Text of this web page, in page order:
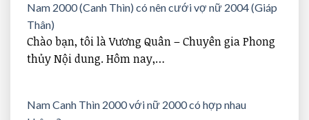
Nam 2000 (Canh Thìn) có nên cưới vợ nữ 2004 (Giáp
Thân)
Chào bạn, tôi là Vương Quân – Chuyên gia Phong
thủy Nội dung. Hôm nay,…
Nam Canh Thìn 2000 với nữ 2000 có hợp nhau